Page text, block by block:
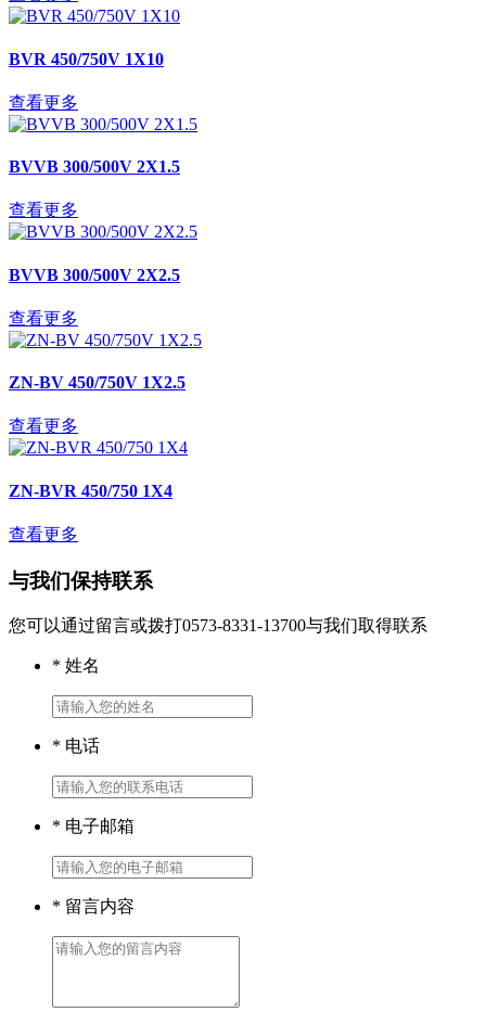
BVR 450/750V 1X10
查看更多
BVVB 300/500V 2X1.5
查看更多
BVVB 300/500V 2X2.5
查看更多
ZN-BV 450/750V 1X2.5
查看更多
ZN-BVR 450/750 1X4
查看更多
与我们保持联系
您可以通过留言或拨打0573-8331-13700与我们取得联系
* 姓名
* 电话
* 电子邮箱
* 留言内容